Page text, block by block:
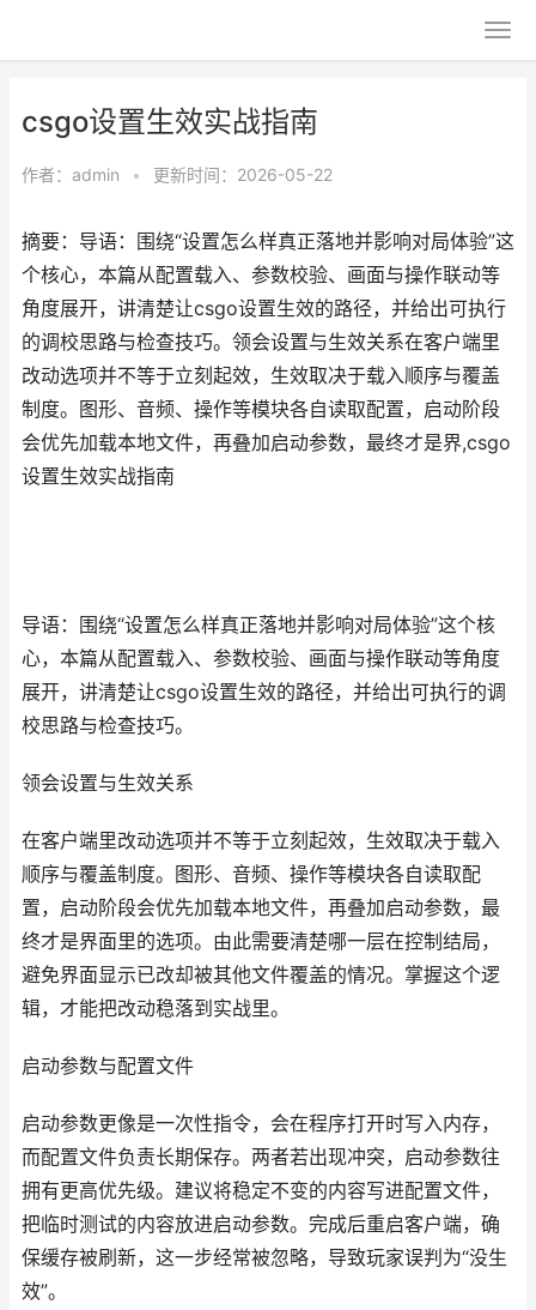
csgo设置生效实战指南
作者： admin • 更新时间：2026-05-22
摘要：导语：围绕“设置怎么样真正落地并影响对局体验”这
个核心，本篇从配置载入、参数校验、画面与操作联动等
角度展开，讲清楚让csgo设置生效的路径，并给出可执行
的调校思路与检查技巧。领会设置与生效关系在客户端里
改动选项并不等于立刻起效，生效取决于载入顺序与覆盖
制度。图形、音频、操作等模块各自读取配置，启动阶段
会优先加载本地文件，再叠加启动参数，最终才是界,csgo
设置生效实战指南
导语：围绕“设置怎么样真正落地并影响对局体验”这个核
心，本篇从配置载入、参数校验、画面与操作联动等角度
展开，讲清楚让csgo设置生效的路径，并给出可执行的调
校思路与检查技巧。
领会设置与生效关系
在客户端里改动选项并不等于立刻起效，生效取决于载入
顺序与覆盖制度。图形、音频、操作等模块各自读取配
置，启动阶段会优先加载本地文件，再叠加启动参数，最
终才是界面里的选项。由此需要清楚哪一层在控制结局，
避免界面显示已改却被其他文件覆盖的情况。掌握这个逻
辑，才能把改动稳落到实战里。
启动参数与配置文件
启动参数更像是一次性指令，会在程序打开时写入内存，
而配置文件负责长期保存。两者若出现冲突，启动参数往
拥有更高优先级。建议将稳定不变的内容写进配置文件，
把临时测试的内容放进启动参数。完成后重启客户端，确
保缓存被刷新，这一步经常被忽略，导致玩家误判为“没生
效”。